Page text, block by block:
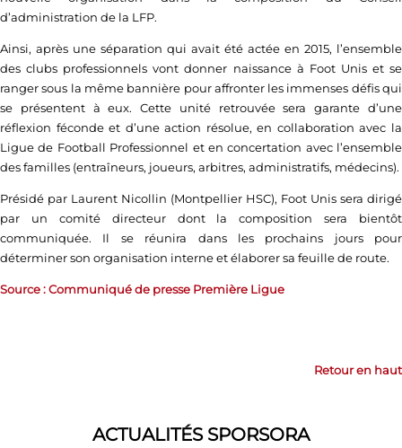
d’administration de la LFP.
Ainsi, après une séparation qui avait été actée en 2015, l’ensemble
des clubs professionnels vont donner naissance à Foot Unis et se
ranger sous la même bannière pour affronter les immenses défis qui
se présentent à eux. Cette unité retrouvée sera garante d’une
réflexion féconde et d’une action résolue, en collaboration avec la
Ligue de Football Professionnel et en concertation avec l’ensemble
des familles (entraîneurs, joueurs, arbitres, administratifs, médecins).
Présidé par Laurent Nicollin (Montpellier HSC), Foot Unis sera dirigé
par un comité directeur dont la composition sera bientôt
communiquée. Il se réunira dans les prochains jours pour
déterminer son organisation interne et élaborer sa feuille de route.
Source : Communiqué de presse Première Ligue
Retour en haut
ACTUALITÉS SPORSORA